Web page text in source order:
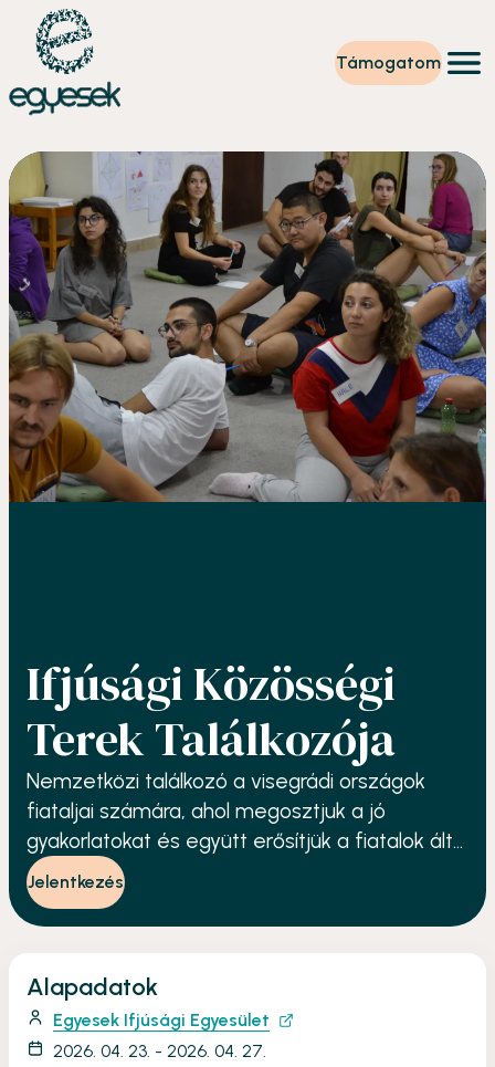
Támogatom
Képzések
Önkéntesség
Szintet lépek
Tevékenységeink
Rólunk
Partnerek
Adományzóna
Hírek
HU
Ifjúsági Közösségi
Terek Találkozója
Nemzetközi találkozó a visegrádi országok
fiataljai számára, ahol megosztjuk a jó
gyakorlatokat és együtt erősítjük a fiatalok által
működtetett közösségeket.
Jelentkezés
Alapadatok
Egyesek Ifjúsági Egyesület
2026. 04. 23. - 2026. 04. 27.